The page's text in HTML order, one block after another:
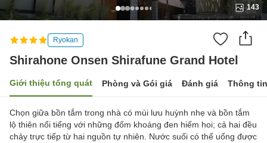
143
Ryokan
Shirahone Onsen Shirafune Grand Hotel
Giới thiệu tổng quát Phòng và Gói giá Đánh giá Thông
Chọn giữa bồn tắm trong nhà có mùi lưu huỳnh nhẹ và bồn tắm
lộ thiên nổi tiếng với những đốm khoáng đen hiếm hoi; cả hai đều
chảy trực tiếp từ hai nguồn tự nhiên. Nước suối có thể uống được